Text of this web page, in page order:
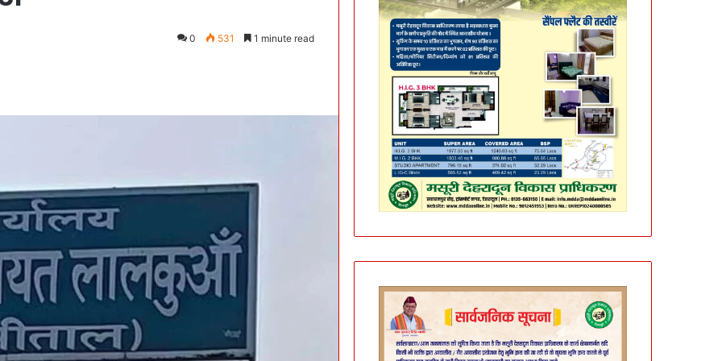
0 531 1 minute read